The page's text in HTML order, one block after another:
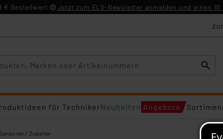
€ Bestellwert Jetzt zum ELV-Newsletter anmelden und einen
für TechnikerNeuheiten Angebote
/ Zubehör